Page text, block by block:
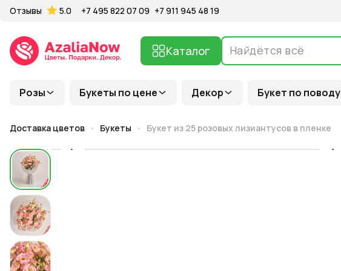
Розы Букеты по цене Декор Букет по поводу
Каталог
Отзывы 5.0 +7 495 822 07 09 +7 911 945 48 19
Доставка цветов Букеты Букет из 25 розовых лизиантусов в пленке